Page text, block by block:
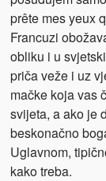
prête mes yeux
Francuzi
obliku i u
priča veže i uz
mačke koja vas
svijeta, a ako je
beskonačno
Uglavnom,
kako treba.